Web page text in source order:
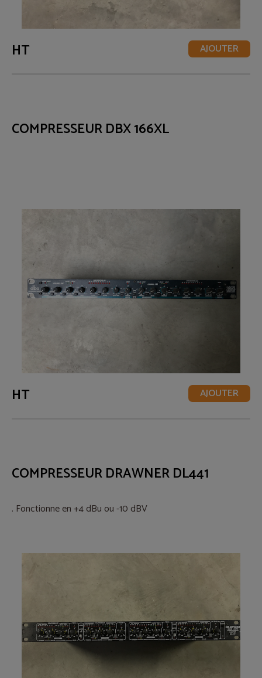
HT AJOUTER
COMPRESSEUR DBX 166XL
HT AJOUTER
COMPRESSEUR DRAWNER DL441
. Fonctionne en +4 dBu ou -10 dBV